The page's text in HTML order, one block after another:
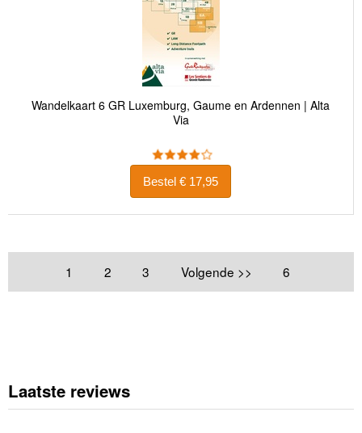
Wandelkaart 6 GR Luxemburg, Gaume en Ardennen | Alta
Via
Bestel € 17,95
1 2 3 Volgende >> 6
Laatste reviews